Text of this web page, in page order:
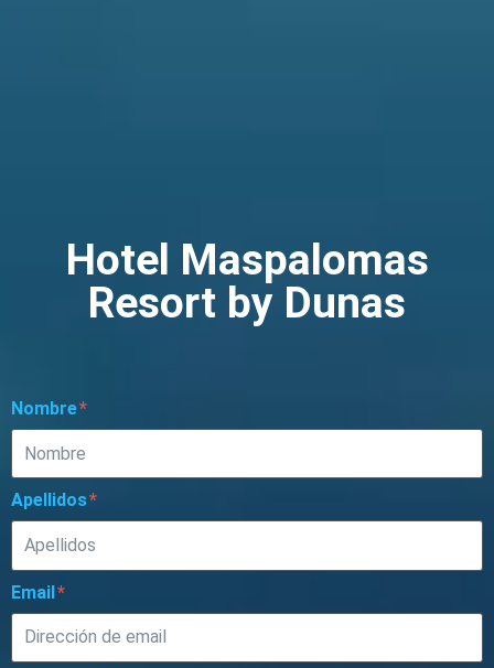
Hotel Maspalomas
Resort by Dunas
Nombre
Apellidos
Email